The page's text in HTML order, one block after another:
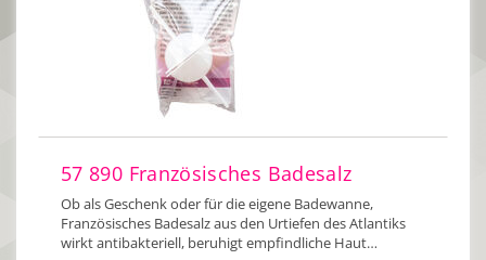
57 890 Französisches Badesalz
Ob als Geschenk oder für die eigene Badewanne,
Französisches Badesalz aus den Urtiefen des Atlantiks
wirkt antibakteriell, beruhigt empfindliche Haut…